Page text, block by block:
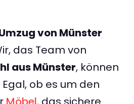
von Münster
das Team von
aus Münster, können
ob es um den